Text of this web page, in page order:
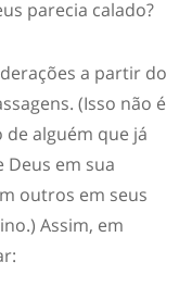
parecia calado?
a partir do
(Isso não é
alguém que já
em sua
outros em seus
Assim, em